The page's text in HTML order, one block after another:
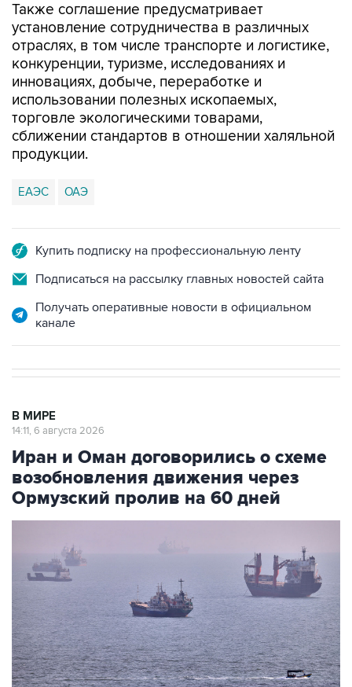
Также соглашение предусматривает
установление сотрудничества в различных
отраслях, в том числе транспорте и логистике,
конкуренции, туризме, исследованиях и
инновациях, добыче, переработке и
использовании полезных ископаемых,
торговле экологическими товарами,
сближении стандартов в отношении халяльной
продукции.
ЕАЭС ОАЭ
Купить подписку на профессиональную ленту
Подписаться на рассылку главных новостей сайта
Получать оперативные новости в официальном
канале
В МИРЕ
14:11, 6 августа 2026
Иран и Оман договорились о схеме
возобновления движения через
Ормузский пролив на 60 дней